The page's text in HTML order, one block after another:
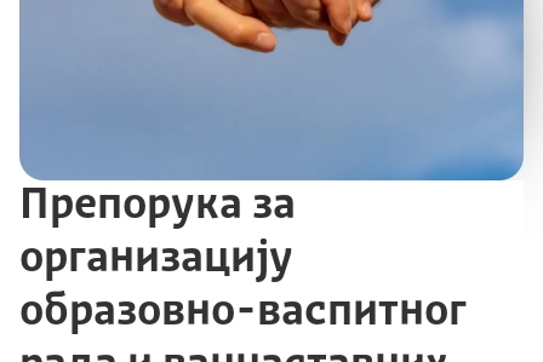
Препорука за
организацију
образовно-васпитног